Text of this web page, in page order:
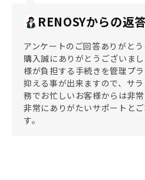
RENOSYからの返
アンケートのご回答ありがと
購入誠にありがとうございま
様が負担する手続きを管理プ
抑える事が出来ますので、サ
務でお忙しいお客様からは非常
非常にありがたいサポートと
す。